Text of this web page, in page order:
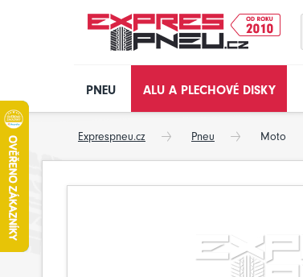
PNEU ALU A PLECHOVÉ DISKY
Exprespneu.cz Pneu Moto